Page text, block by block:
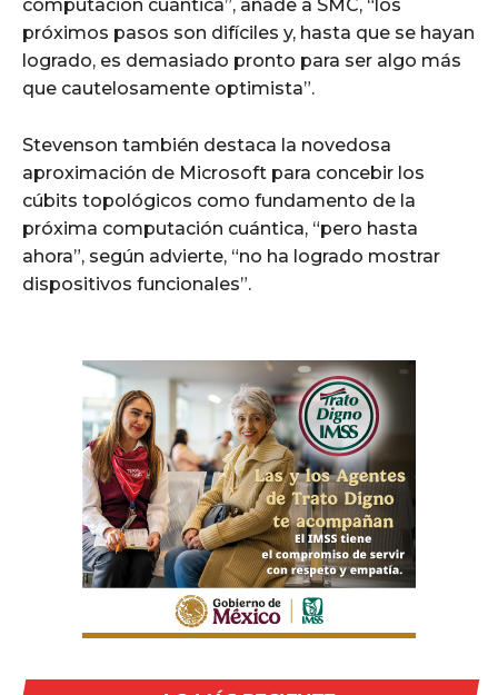
computación cuántica”, añade a SMC, “los
próximos pasos son difíciles y, hasta que se hayan
logrado, es demasiado pronto para ser algo más
que cautelosamente optimista”.
Stevenson también destaca la novedosa
aproximación de Microsoft para concebir los
cúbits topológicos como fundamento de la
próxima computación cuántica, “pero hasta
ahora”, según advierte, “no ha logrado mostrar
dispositivos funcionales”.